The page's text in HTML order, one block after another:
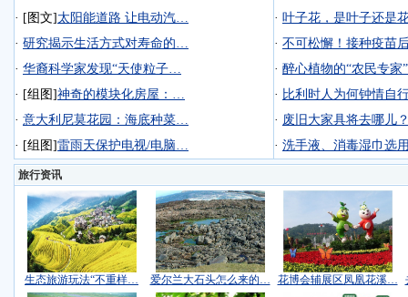
· [图文] 太阳能道路 让电动汽…
· 研究揭示生活方式对寿命的…
· 华裔科学家发现“天使粒子…
· [组图]神奇的模块化房屋：…
· 意大利尼莫花园：海底种菜…
· [组图]雷雨天保护电视/电脑…
· 叶子花，是叶子还是
· 不可松懈！接种疫苗
· 醉心植物的“农民专家”
· 比利时人为何钟情自
· 废旧大家具将去哪儿
· 洗手液、消毒湿巾选
旅行资讯
生态旅游玩法“不重样… 爱尔兰大石头怎么来的… 花博会辅展区凤凰花溪…